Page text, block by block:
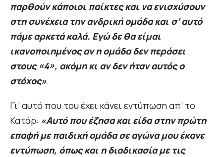
παρθούν κάποιοι παίκτες και να ενισχύσουν
στη συνέχεια την ανδρική ομάδα και σ’ αυτό
πάμε αρκετά καλά. Εγώ δε θα είμαι
ικανοποιημένος αν η ομάδα δεν περάσει
στους «4», ακόμη κι αν δεν ήταν αυτός ο
στόχος».
Γι’ αυτό που του έχει κάνει εντύπωση απ’ το
Κατάρ: «Αυτό που έζησα και είδα στην πρώτη
επαφή με παιδική ομάδα σε αγώνα μου έκανε
εντύπωση, όπως και η διαδικασία με τις